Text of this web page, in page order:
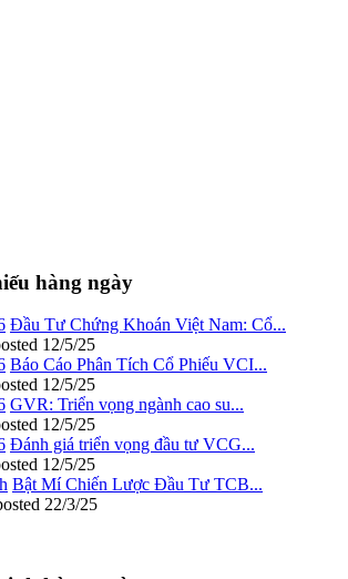
hàng ngày
Đầu Tư Chứng Khoán Việt Nam: Cổ...
12/5/25
Báo Cáo Phân Tích Cổ Phiếu VCI...
12/5/25
GVR: Triển vọng ngành cao su...
12/5/25
Đánh giá triển vọng đầu tư VCG...
12/5/25
Bật Mí Chiến Lược Đầu Tư TCB...
22/3/25